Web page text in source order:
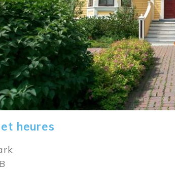
heures